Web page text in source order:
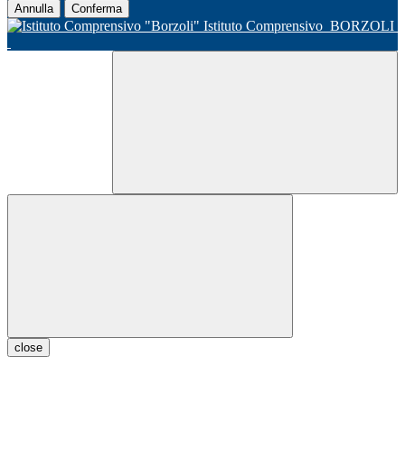
Annulla Conferma
Istituto Comprensivo BORZOLI
close